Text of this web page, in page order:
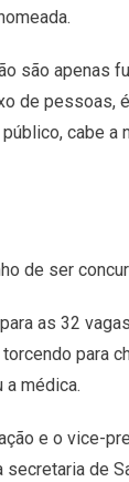
apenas
de
cabe
de ser
as 32
para
médica.
e o vice-
de